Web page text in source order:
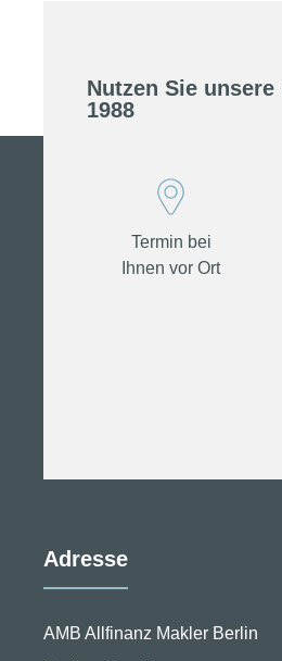
Nutzen Sie
1988
Termin bei
Ihnen vor Ort
Adresse
AMB Allfinanz Makler Berlin